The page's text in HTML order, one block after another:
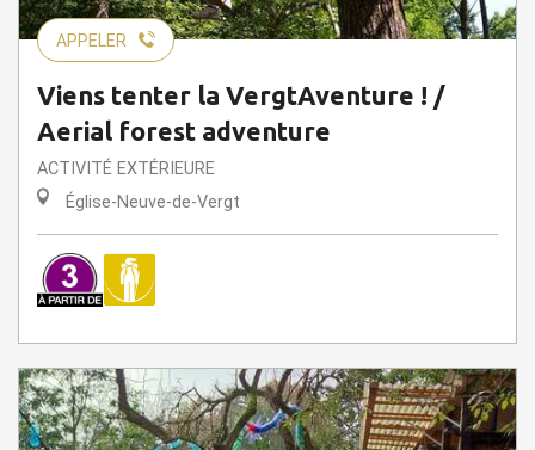
APPELER
Viens tenter la VergtAventure ! /
Aerial forest adventure
ACTIVITÉ EXTÉRIEURE
Église-Neuve-de-Vergt